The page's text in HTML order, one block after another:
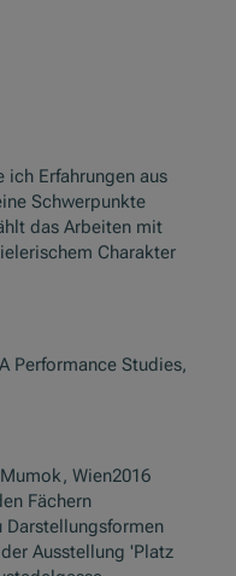
ich Erfahrungen aus
Schwerpunkte
das Arbeiten mit
Charakter
Performance Studies,
Wien2016
Fächern
Ausstellung 'Platz